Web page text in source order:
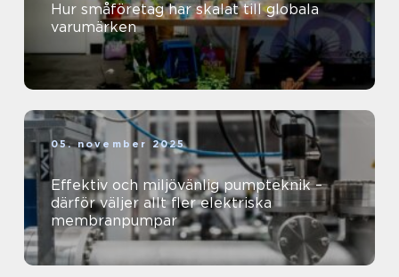
Hur småföretag har skalat till globala
varumärken
05. november 2025
Effektiv och miljövänlig pumpteknik –
därför väljer allt fler elektriska
membranpumpar